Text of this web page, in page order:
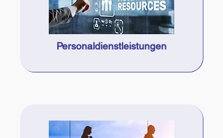
Personaldienstleistungen